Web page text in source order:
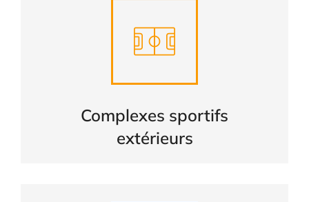
Complexes sportifs
extérieurs
Complexes sportifs
extérieurs
CONSULTER